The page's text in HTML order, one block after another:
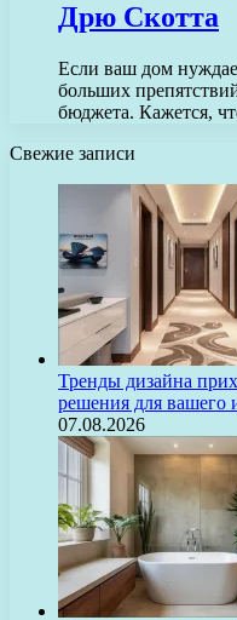
Дрю Скотта
Если ваш дом
больших
бюджета. Кажется,
Свежие записи
Тренды дизайна
решения для вашего
07.08.2026